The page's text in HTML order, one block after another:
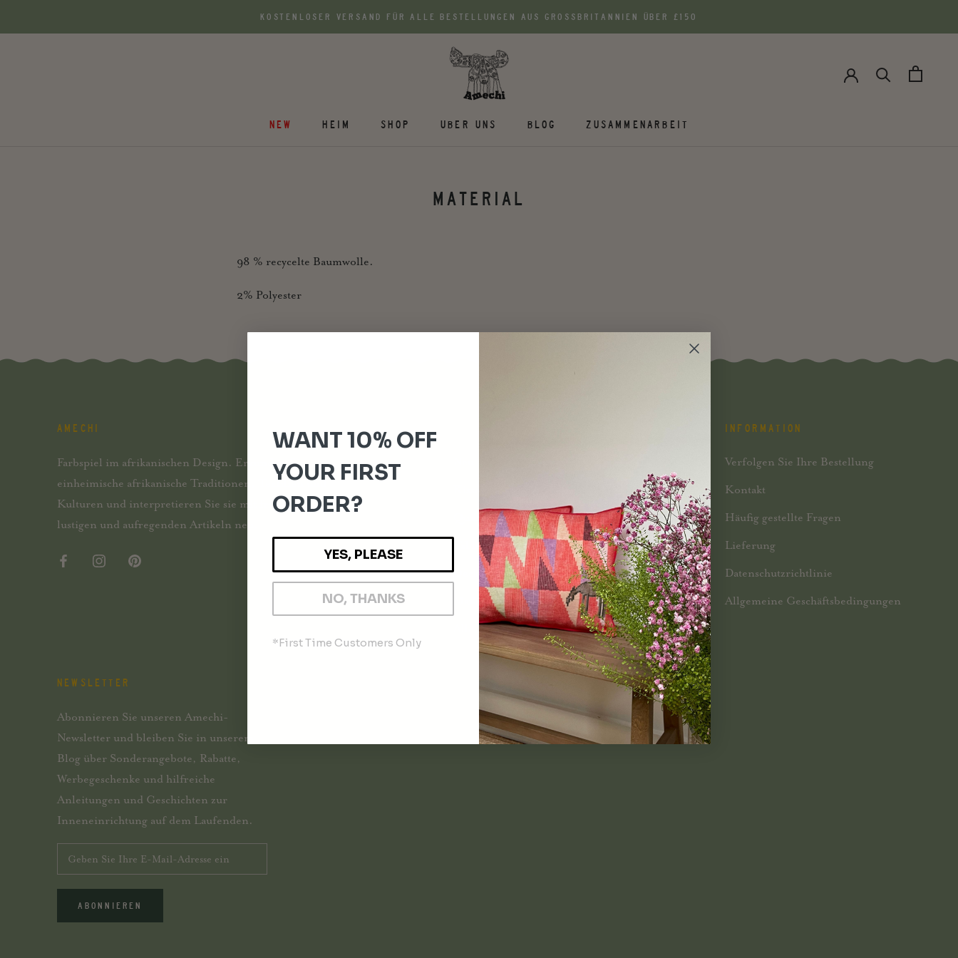
KOSTENLOSER VERSAND FÜR ALLE BESTELLUNGEN AUS GROSSBRITANNIEN ÜBER £150
NEW HEIM SHOP UBER UNS BLOG ZUSAMMENARBEIT
MATERIAL
98 % recycelte Baumwolle.
2% Polyester
AMECHI
Farbspiel im afrikanischen Design. Erkunden Sie
einheimische afrikanische Traditionen, Textilien und
Kulturen und interpretieren Sie sie mit frischen,
lustigen und aufregenden Artikeln neu.
Quilts
Table Linen
Decken
Maßgeschneidert
INFORMATION
Verfolgen Sie Ihre Bestellung
Kontakt
Häufig gestellte Fragen
Lieferung
Datenschutzrichtlinie
Allgemeine Geschäftsbedingungen
NEWSLETTER
Abonnieren Sie unseren Amechi-
Newsletter und bleiben Sie in unserem
Blog über Sonderangebote, Rabatte,
Werbegeschenke und hilfreiche
Anleitungen und Geschichten zur
Inneneinrichtung auf dem Laufenden.
ABONNIEREN
WANT 10% OFF
YOUR FIRST
ORDER?
YES, PLEASE
NO, THANKS
*First Time Customers Only